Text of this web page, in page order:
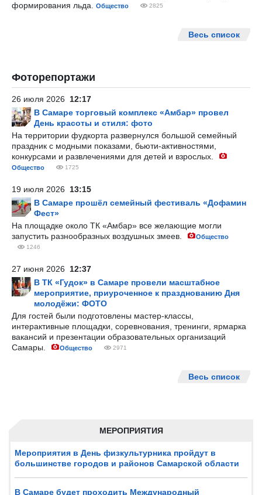
МЕРОПРИЯТИЯ
Мероприятия в День физкультурника пройдут в
большинстве городов и районов Самарской области
В Самаре будет проходить Международный
формирования льда.
Общество 2825
Весь список
Фоторепортажи
26 июля 2026 12:17
В Самаре торговый комплекс «Амбар» провел
День красоты и стиля: фото
На территории фудкорта развернулся большой семейный
праздник с модными показами, бьюти-активностями,
конкурсами и развлечениями для детей и взрослых.
Общество 1725
19 июля 2026 13:15
В Самаре прошёл семейный фестиваль «Дофамин
Фест»
На площадке около ТК «Амбар» все желающие могли
запустить разнообразных воздушных змеев.
Общество
1246
27 июня 2026 12:37
В ТК «Гудок» в Самаре провели масштабное
мероприятие, приуроченное к празднованию Дня
молодёжи: ФОТО
Для гостей были подготовлены мастер-классы,
интерактивные площадки, соревнования, тренинги, ярмарка
вакансий и презентации образовательных организаций
Самары.
Общество 2971
Весь список